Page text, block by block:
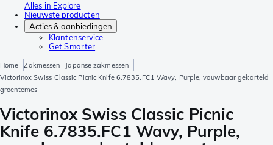
Alles in Explore
Nieuwste producten
Acties & aanbiedingen
Klantenservice
Get Smarter
Home Zakmessen
Japanse zakmessen
Victorinox Swiss Classic Picnic Knife 6.7835.FC1 Wavy, Purple, vouwbaar gekarteld
groentemes
Victorinox Swiss Classic Picnic
Knife 6.7835.FC1 Wavy, Purple,